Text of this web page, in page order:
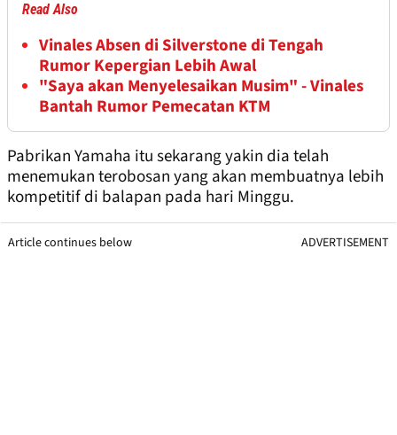
Read Also
Vinales Absen di Silverstone di Tengah
Rumor Kepergian Lebih Awal
"Saya akan Menyelesaikan Musim" - Vinales
Bantah Rumor Pemecatan KTM
Pabrikan Yamaha itu sekarang yakin dia telah
menemukan terobosan yang akan membuatnya lebih
kompetitif di balapan pada hari Minggu.
Article continues below ADVERTISEMENT